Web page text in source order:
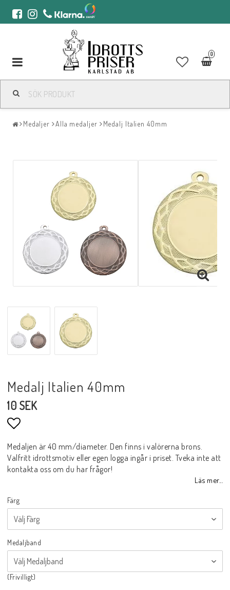
0
Toggle
navigation
Medaljer Alla medaljer Medalj Italien 40mm
Medalj Italien 40mm
10 SEK
Lägg till i favoritlistan
Medaljen är 40 mm/diameter. Den finns i valörerna brons.
Valfritt idrottsmotiv eller egen logga ingår i priset. Tveka inte att
kontakta oss om du har frågor!
Läs mer...
Färg
Medaljband
(Frivilligt)